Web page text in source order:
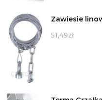
Zawiesie
51,49zł